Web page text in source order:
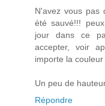
N'avez vous pas
été sauvé!!!
jour dans ce
accepter, voir
importe la
Un peu de
Répondre